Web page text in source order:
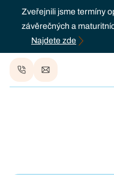
Zveřejnili jsme termíny
závěrečných a
Najdete zde